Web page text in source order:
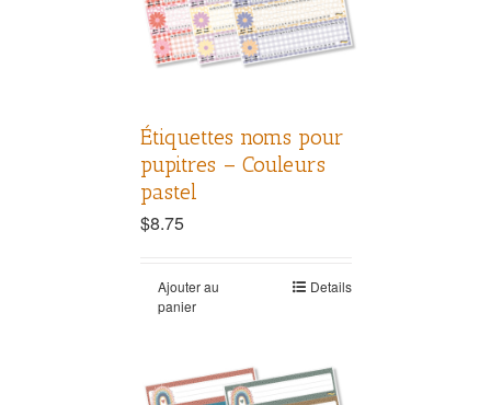
Étiquettes noms pour
pupitres – Couleurs
pastel
$8.75
Ajouter au
panier
Details